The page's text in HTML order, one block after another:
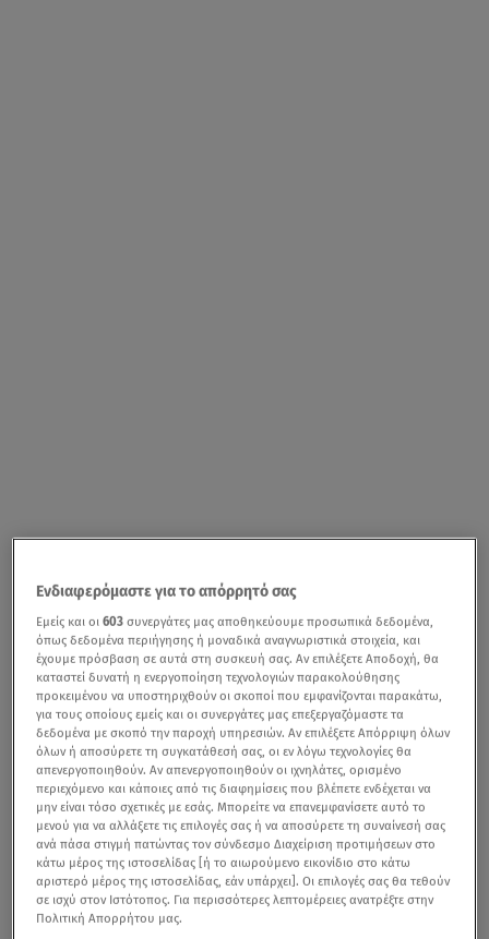
Ενδιαφερόμαστε για το απόρρητό σας
Εμείς και οι603 συνεργάτες μας αποθηκεύουμε προσωπικά δεδομένα,
όπως δεδομένα περιήγησης ή μοναδικά αναγνωριστικά στοιχεία, και
έχουμε πρόσβαση σε αυτά στη συσκευή σας. Αν επιλέξετε Αποδοχή, θα
καταστεί δυνατή η ενεργοποίηση τεχνολογιών παρακολούθησης
προκειμένου να υποστηριχθούν οι σκοποί που εμφανίζονται παρακάτω,
για τους οποίους εμείς και οι συνεργάτες μας επεξεργαζόμαστε τα
δεδομένα με σκοπό την παροχή υπηρεσιών. Αν επιλέξετε Απόρριψη όλων
όλων ή αποσύρετε τη συγκατάθεσή σας, οι εν λόγω τεχνολογίες θα
απενεργοποιηθούν. Αν απενεργοποιηθούν οι ιχνηλάτες, ορισμένο
περιεχόμενο και κάποιες από τις διαφημίσεις που βλέπετε ενδέχεται να
μην είναι τόσο σχετικές με εσάς. Μπορείτε να επανεμφανίσετε αυτό το
μενού για να αλλάξετε τις επιλογές σας ή να αποσύρετε τη συναίνεσή σας
ανά πάσα στιγμή πατώντας τον σύνδεσμο Διαχείριση προτιμήσεων στο
κάτω μέρος της ιστοσελίδας [ή το αιωρούμενο εικονίδιο στο κάτω
αριστερό μέρος της ιστοσελίδας, εάν υπάρχει]. Οι επιλογές σας θα τεθούν
σε ισχύ στον Ιστότοπος. Για περισσότερες λεπτομέρειες ανατρέξτε στην
Πολιτική Απορρήτου μας.